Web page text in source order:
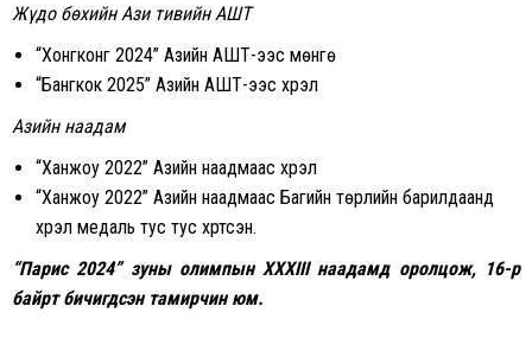
Жүдо бөхийн Ази тивийн АШТ
“Хонгконг 2024” Азийн АШТ-ээс мөнгө
“Бангкок 2025” Азийн АШТ-ээс хүрэл
Азийн наадам
“Ханжоу 2022” Азийн наадмаас хүрэл
“Ханжоу 2022” Азийн наадмаас Багийн төрлийн барилдаанд
хүрэл медаль тус тус хүртсэн.
“Парис 2024” зуны олимпын XXXIII наадамд оролцож, 16-р
байрт бичигдсэн тамирчин юм.